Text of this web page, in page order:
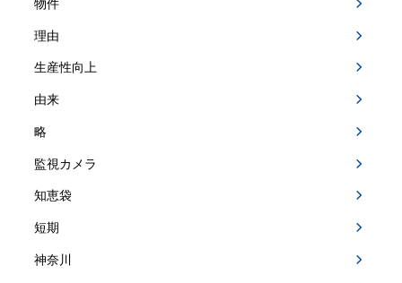
物件
理由
生産性向上
由来
略
監視カメラ
知恵袋
短期
神奈川